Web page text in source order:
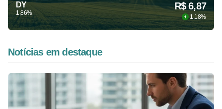
DY
1,86%
R$ 6,87
1,18%
Notícias em destaque